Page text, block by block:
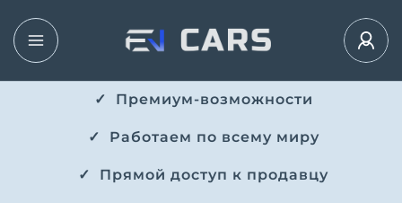
✓ ​​ Премиум-возможности
✓ ​ Работаем по всему миру
✓ ​ Прямой доступ к продавцу